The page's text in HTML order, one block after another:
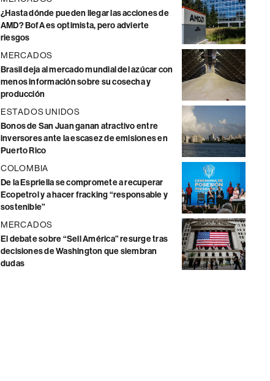
¿Hasta dónde pueden llegar las acciones de
AMD? BofA es optimista, pero advierte
riesgos
MERCADOS
Brasil deja al mercado mundial del azúcar con
menos información sobre su cosecha y
producción
ESTADOS UNIDOS
Bonos de San Juan ganan atractivo entre
inversores ante la escasez de emisiones en
Puerto Rico
COLOMBIA
De la Espriella se compromete a recuperar
Ecopetrol y a hacer fracking “responsable y
sostenible”
MERCADOS
El debate sobre “Sell América” resurge tras
decisiones de Washington que siembran
dudas